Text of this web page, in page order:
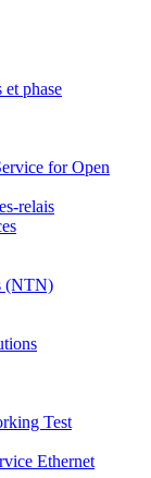
et phase
for Open
relais
(NTN)
Test
Ethernet